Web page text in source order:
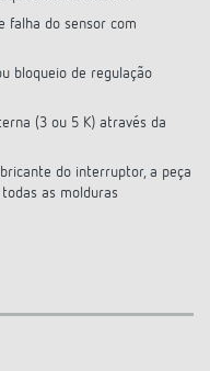
falha do sensor com
bloqueio de regulação
(3 ou 5 K) através da
do interruptor, a peça
as molduras